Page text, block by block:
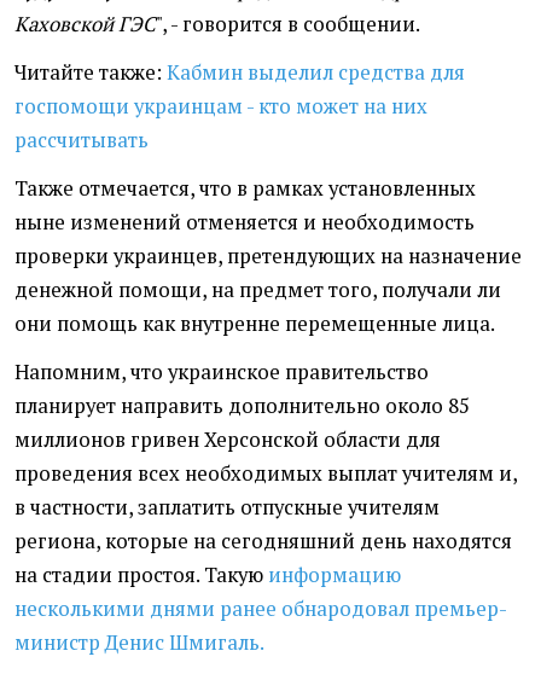
Каховской ГЭС", - говорится в сообщении.
Читайте также: Кабмин выделил средства для
госпомощи украинцам - кто может на них
рассчитывать
Также отмечается, что в рамках установленных
ныне изменений отменяется и необходимость
проверки украинцев, претендующих на назначение
денежной помощи, на предмет того, получали ли
они помощь как внутренне перемещенные лица.
Напомним, что украинское правительство
планирует направить дополнительно около 85
миллионов гривен Херсонской области для
проведения всех необходимых выплат учителям и,
в частности, заплатить отпускные учителям
региона, которые на сегодняшний день находятся
на стадии простоя. Такую информацию
несколькими днями ранее обнародовал премьер-
министр Денис Шмигаль.